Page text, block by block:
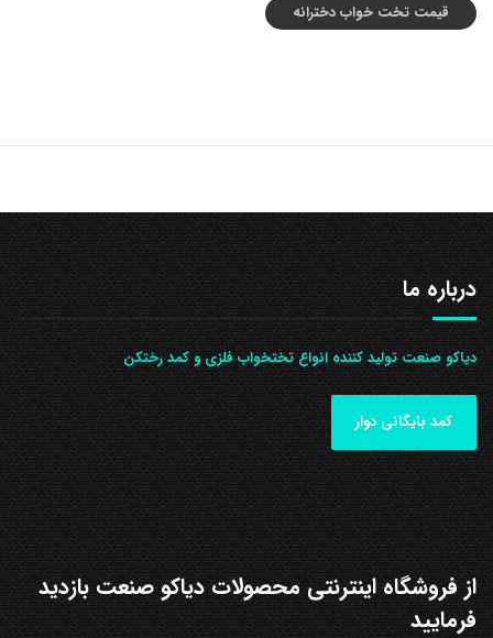
قیمت تخت خواب دخترانه
درباره ما
دیاکو صنعت تولید کننده انواع تختخواب فلزی و کمد رختکن
کمد بایگانی دوار
از فروشگاه اینترنتی محصولات دیاکو صنعت بازدید
فرمایید